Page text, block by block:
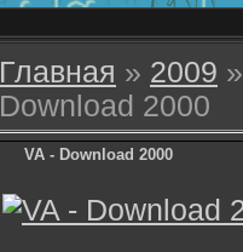
Главная » 2009 »
Download 2000
VA - Download 2000